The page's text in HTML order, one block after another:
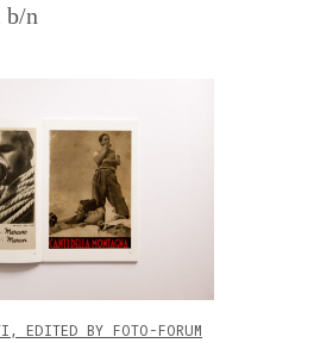
b/n
EDITED BY FOTO-FORUM